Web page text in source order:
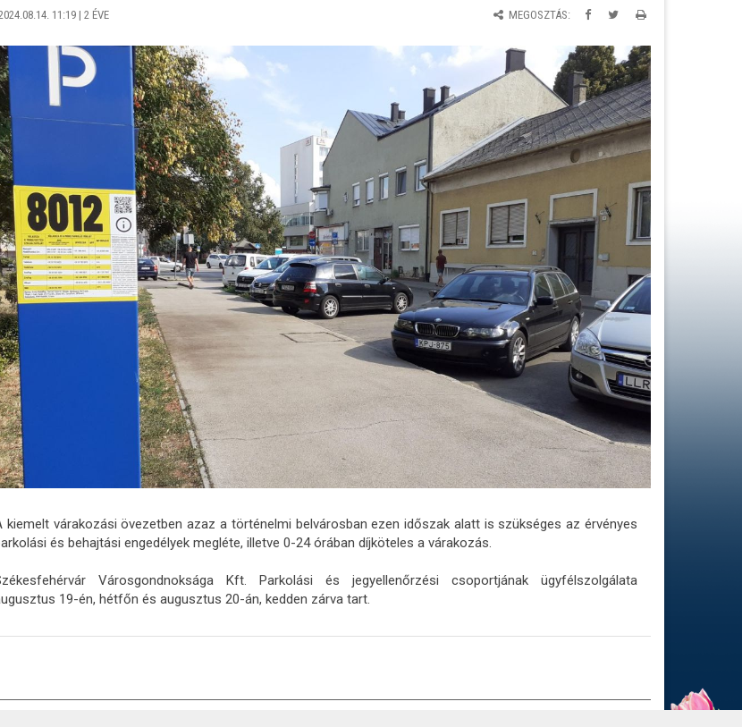
11:19 | 2 ÉVE MEGOSZTÁS:
kiemelt várakozási övezetben azaz a történelmi belvárosbanezen időszak alattis szükséges az érvényes
és behajtási engedélyek megléte, illetve 0-24 órában díjköteles a várakozás.
Városgondnoksága Kft. Parkolási és jegyellenőrzési csoportjának ügyfélszolgálata
19-én, hétfőn és augusztus 20-án, kedden zárva tart.